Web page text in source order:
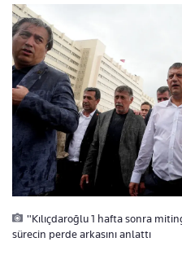
"Kılıçdaroğlu 1 hafta sonra
sürecin perde arkasını anlattı